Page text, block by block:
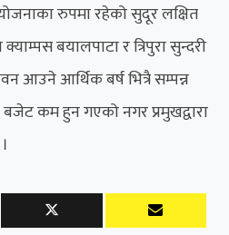
रुपमा रहेको सुदूर लक्षित
बयालपाटा र त्रिपुरा सुन्दरी
आउने आर्थिक बर्ष भित्रै सम्पन्न
कम हुन गएको नगर प्रमुखद्वारा